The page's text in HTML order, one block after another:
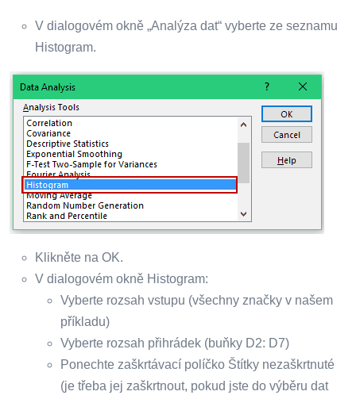
V dialogovém okně „Analýza dat“ vyberte ze seznamu
Histogram.
Klikněte na OK.
V dialogovém okně Histogram:
Vyberte rozsah vstupu (všechny značky v našem
příkladu)
Vyberte rozsah přihrádek (buňky D2: D7)
Ponechte zaškrtávací políčko Štítky nezaškrtnuté
(je třeba jej zaškrtnout, pokud jste do výběru dat